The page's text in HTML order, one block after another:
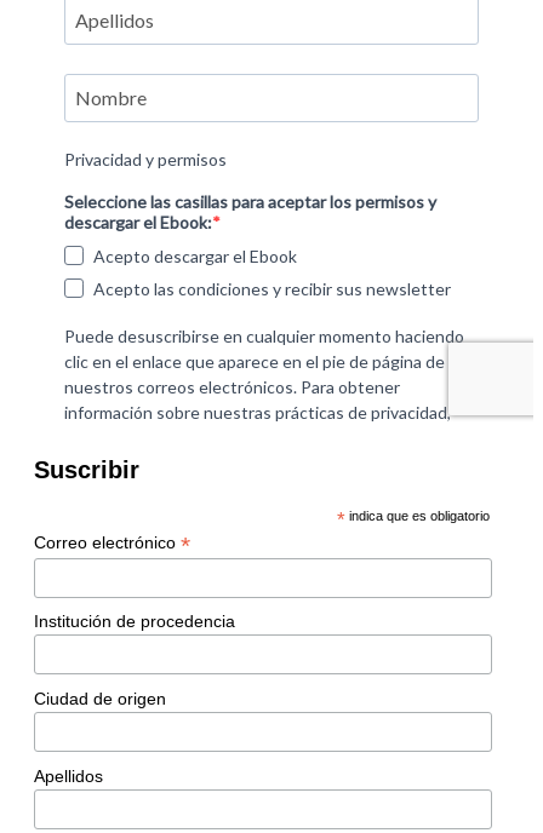
Suscribir
* indica que es obligatorio
Correo electrónico *
Institución de procedencia
Ciudad de origen
Apellidos